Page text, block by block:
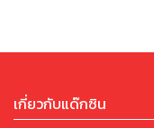
เกี่ยวกับแด๊กซิน